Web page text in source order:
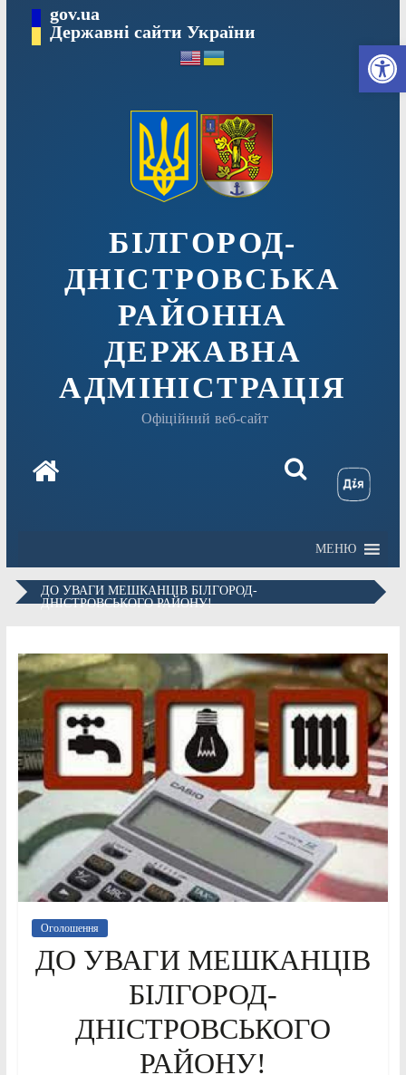
вмісту
gov.ua
Державні сайти України
БІЛГОРОД-
ДНІСТРОВСЬКА
РАЙОННА
ДЕРЖАВНА
АДМІНІСТРАЦІЯ
Офіційний веб-сайт
МЕНЮ
ДО УВАГИ МЕШКАНЦІВ БІЛГОРОД-
ДНІСТРОВСЬКОГО РАЙОНУ!
Оголошення
ДО УВАГИ МЕШКАНЦІВ
БІЛГОРОД-
ДНІСТРОВСЬКОГО
РАЙОНУ!